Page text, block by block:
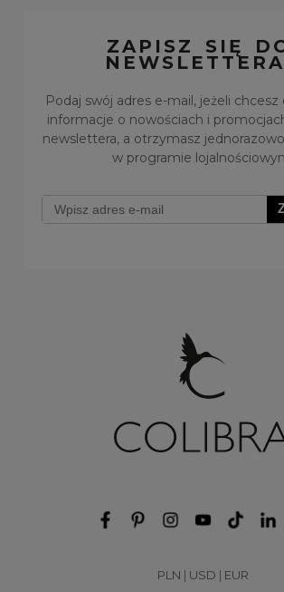
ZAPISZ SIĘ
Podaj swój adres e-mail, jeżeli
informacje o nowościach i
newslettera, a otrzymasz
w programie
PLN | USD | EUR